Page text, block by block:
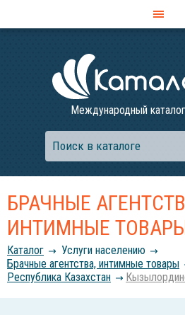
Международный
БРАЧНЫЕ
ИНТИМНЫЕ
Каталог
Услуги населению
Брачные агентства, интимные товары
Республика Казахстан